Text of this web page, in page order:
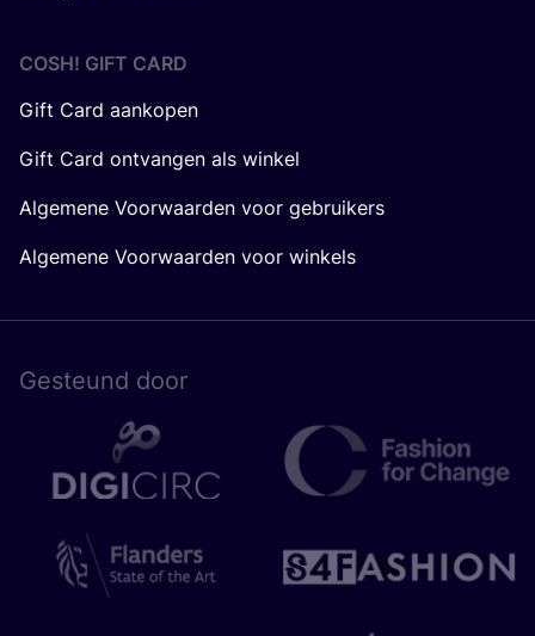
COSH! GIFT CARD
Gift Card aankopen
Gift Card ontvangen als winkel
Algemene Voorwaarden voor gebruikers
Algemene Voorwaarden voor winkels
Gesteund door